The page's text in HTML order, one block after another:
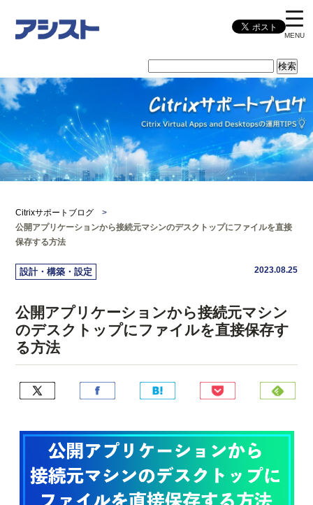
MENU
Citrixサポートブログ
>
公開アプリケーションから接続元マシンのデスクトップにファイルを直接
保存する方法
設計・構築・設定 2023.08.25
公開アプリケーションから接続元マシン
のデスクトップにファイルを直接保存す
る方法